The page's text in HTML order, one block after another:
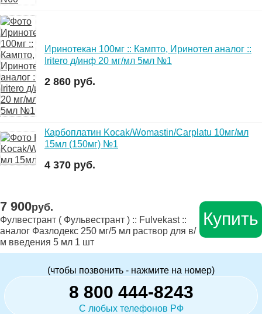
Иринотекан 100мг :: Кампто, Иринотел аналог ::
Iritero д/инф 20 мг/мл 5мл №1
2 860 руб.
Карбоплатин Kocak/Womastin/Carplatu 10мг/мл
15мл (150мг) №1
4 370 руб.
7 900руб.
Фулвестрант ( Фульвестрант ) :: Fulvekast ::
аналог Фазлодекс 250 мг/5 мл раствор для в/
м введения 5 мл 1 шт
Купить
(чтобы позвонить - нажмите на номер)
8 800 444-8243
С любых телефонов РФ